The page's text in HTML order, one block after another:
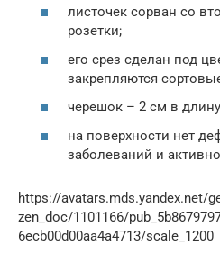
листочек сорван со
розетки;
его срез сделан под
закрепляются
черешок – 2 см в
на поверхности нет
заболеваний и
https://avatars.mds.yandex.net/
zen_doc/1101166/
6ecb00d00aa4a4713/scale_1200